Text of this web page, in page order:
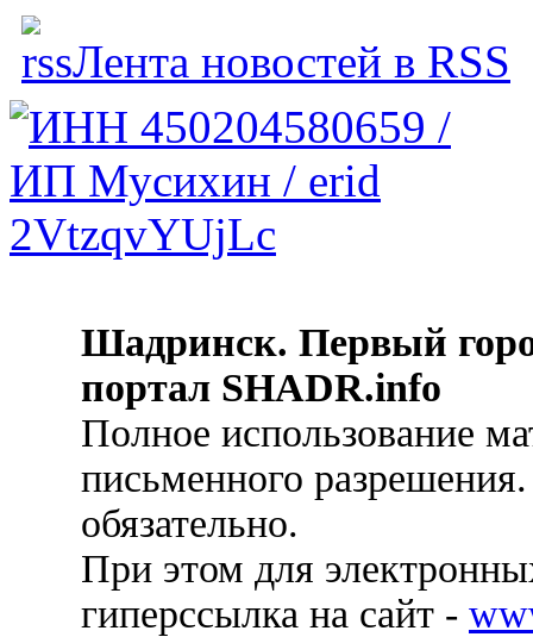
Лента новостей в RSS
Шадринск. Первый
портал SHADR.info
Полное использование
письменного
обязательно.
При этом для
гиперссылка на сайт -